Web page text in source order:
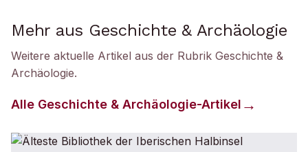
Mehr aus Geschichte & Archäologie
Weitere aktuelle Artikel aus der Rubrik Geschichte &
Archäologie.
Alle Geschichte & Archäologie-Artikel